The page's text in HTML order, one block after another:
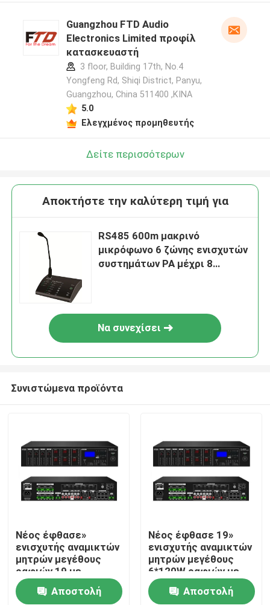
Σπίτι
Guangzhou FTD Audio
Electronics Limited προφίλ
κατασκευαστή
3 floor, Building 17th, No.4
Yongfeng Rd, Shiqi District, Panyu,
Guangzhou, China 511400 ,ΚΙΝΑ
5.0
Ελεγχμένος προμηθευτής
Δείτε περισσότερων
Αποκτήστε την καλύτερη τιμή για
RS485 600m μακρινό
μικρόφωνο 6 ζώνης ενισχυτών
συστημάτων PA μέχρι 8
Να συνεχίσει
Συνιστώμενα προϊόντα
Νέος έφθασε»
ενισχυτής αναμικτών
μητρών μεγέθους
ραφιών 19 με
USB/SD/FM/BT
Αποστολή
Νέος έφθασε 19»
ενισχυτής αναμικτών
μητρών μεγέθους
6*120W ραφιών με
USB/SD/FM/BT
Αποστολή